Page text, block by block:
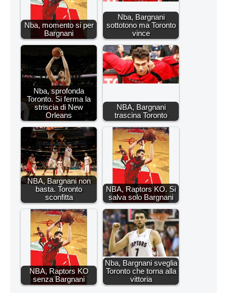
Nba, momento si per
Bargnani
Nba, Bargnani
sottotono ma Toronto
vince
Nba, sprofonda
Toronto. Si ferma la
striscia di New
Orleans
NBA, Bargnani
trascina Toronto
NBA, Bargnani non
basta. Toronto
sconfitta
NBA, Raptors KO. Si
salva solo Bargnani
NBA, Raptors KO
senza Bargnani
Nba, Bargnani sveglia
Toronto che torna alla
vittoria